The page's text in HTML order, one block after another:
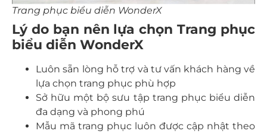
Trang phục biểu diễn WonderX
Lý do bạn nên lựa chọn Trang phục
biểu diễn WonderX
Luôn sẵn lòng hỗ trợ và tư vấn khách hàng về
lựa chọn trang phục phù hợp
Sở hữu một bộ sưu tập trang phục biểu diễn
đa dạng và phong phú
Mẫu mã trang phục luôn được cập nhật theo